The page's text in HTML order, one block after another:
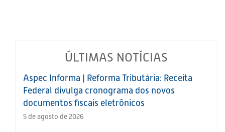
ÚLTIMAS NOTÍCIAS
Aspec Informa | Reforma Tributária: Receita
Federal divulga cronograma dos novos
documentos fiscais eletrônicos
5 de agosto de 2026